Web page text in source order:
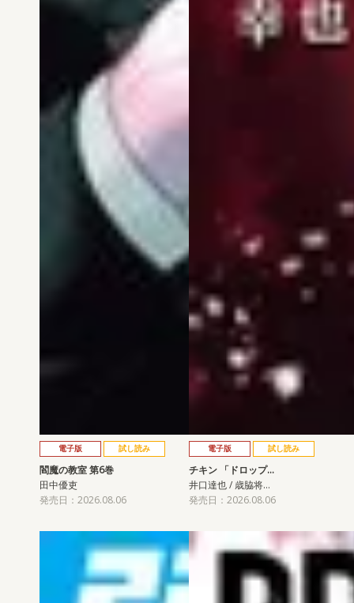
電子版 試し読み
閻魔の教室 第6巻
田中優吏
発売日：2026.08.06
電子版 試し読み
チキン 「ドロップ…
井口達也 / 歳脇将…
発売日：2026.08.06